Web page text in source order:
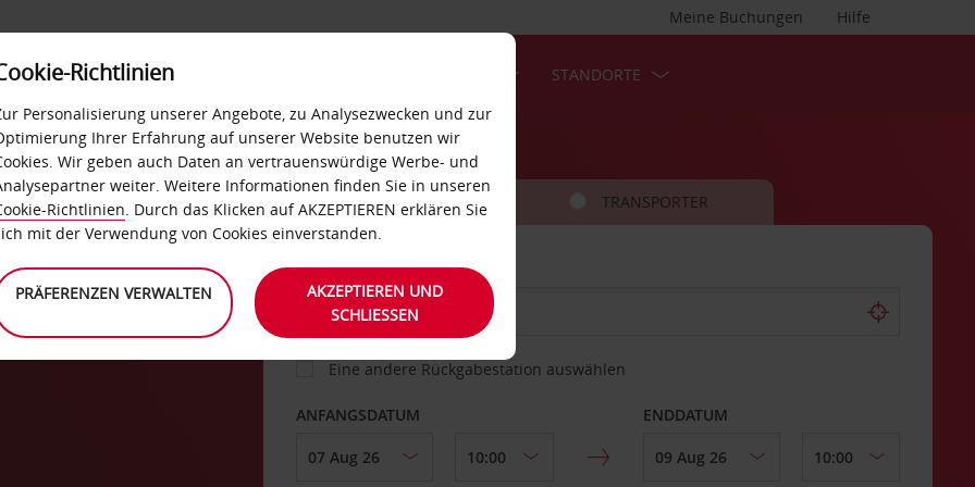
Hilfe
Meine Buchungen
SELF-SERVICES STANDORTE
FAHRZEUG TRANSPORTER
ABHOLEN VON
Eine andere Rückgabestation auswählen
ANFANGSDATUM ENDDATUM
Richtlinien
Personalisierung unserer Angebote, zu Analysezwecken und zur
Ihrer Erfahrung auf unserer Website benutzen wir
Wir geben auch Daten an vertrauenswürdige Werbe- und
weiter. Weitere Informationen finden Sie in unseren
Richtlinien. Durch das Klicken auf AKZEPTIEREN erklären Sie
mit der Verwendung von Cookies einverstanden.
PRÄFERENZEN VERWALTEN
AKZEPTIEREN UND
SCHLIESSEN